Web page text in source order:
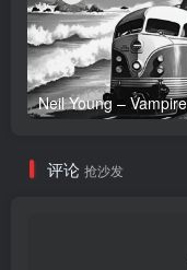
评论 抢沙发